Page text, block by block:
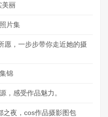
美丽
片集
愿，一步步带你走近她的摄
锦
，感受作品魅力。
之夜，cos作品摄影图包